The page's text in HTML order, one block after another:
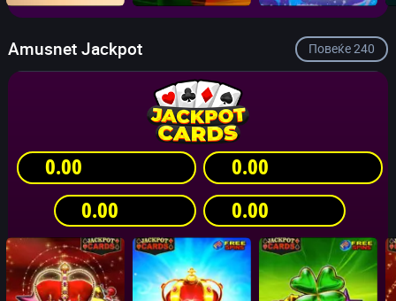
Amusnet Jackpot Повеќе240
0.00
0.00
0.00
0.00